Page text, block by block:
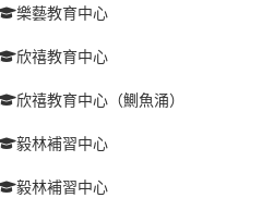
樂藝教育中心
欣禧教育中心
欣禧教育中心（鰂魚涌）
毅林補習中心
毅林補習中心